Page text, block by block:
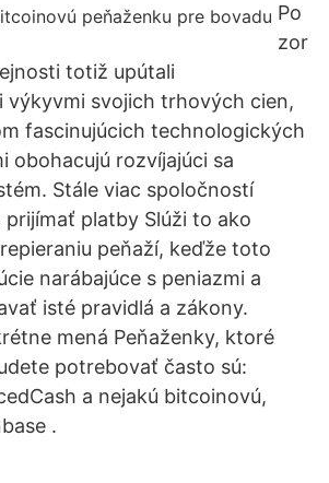
Po
zor
totiž upútali
výkyvmi svojich trhových cien,
fascinujúcich technologických
obohacujú rozvíjajúci sa
Stále viac spoločností
prijímať platby Slúži to ako
peňaží, keďže toto
narábajúce s peniazmi a
isté pravidlá a zákony.
mená Peňaženky, ktoré
potrebovať často sú:
a nejakú bitcoinovú,
.